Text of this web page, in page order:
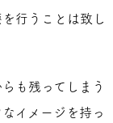
行うことは致し
も残ってしまう
イメージを持っ